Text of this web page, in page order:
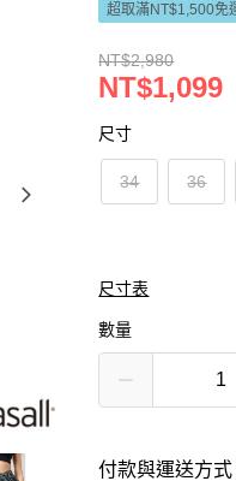
超取滿NT$1,500免
NT$2,980
NT$1,099
尺寸
34 36
尺寸表
數量
付款與運送方式